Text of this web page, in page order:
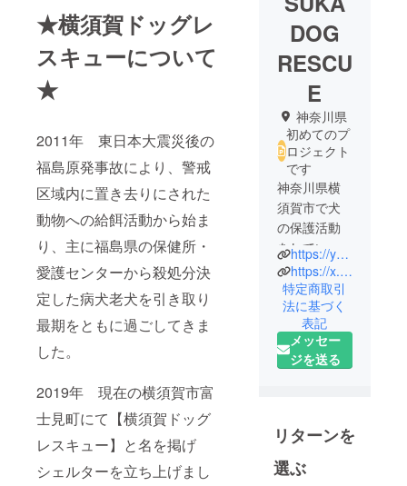
★横須賀ドッグレ
スキューについて
★
2011年 東日本大震災後の
福島原発事故により、警戒
区域内に置き去りにされた
動物への給餌活動から始ま
り、主に福島県の保健所・
愛護センターから殺処分決
定した病犬老犬を引き取り
最期をともに過ごしてきま
した。
2019年 現在の横須賀市富
士見町にて【横須賀ドッグ
レスキュー】と名を掲げ
シェルターを立ち上げまし
DOG
RESCU
E
神奈川県
初めてのプ
ロジェクト
です
神奈川県横
須賀市で犬
の保護活動
をしていま
す
https://ydr.base.ec/
https://x.com/lendme10pounds
特定商取引
法に基づく
表記
メッセー
ジを送る
リターンを
選ぶ